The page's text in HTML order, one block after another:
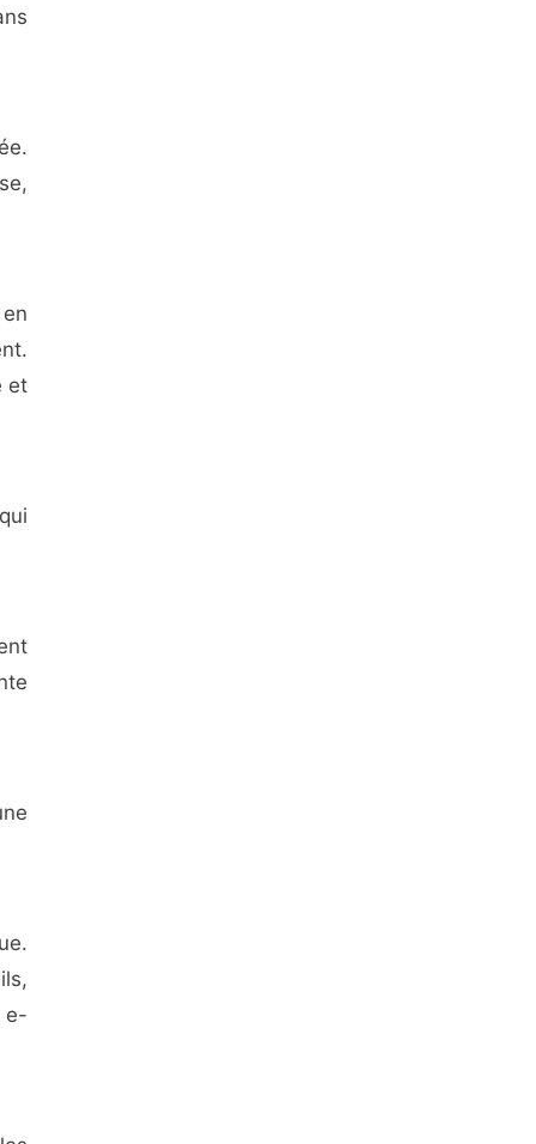
et
e-